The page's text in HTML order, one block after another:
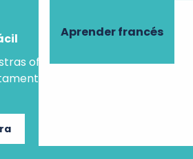
Aprender francés
ofertas e ideas para las
en tu bandeja de